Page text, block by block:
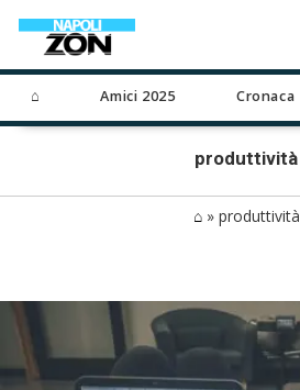
⌂ Amici 2025 Cronaca
produttività
⌂» produttività